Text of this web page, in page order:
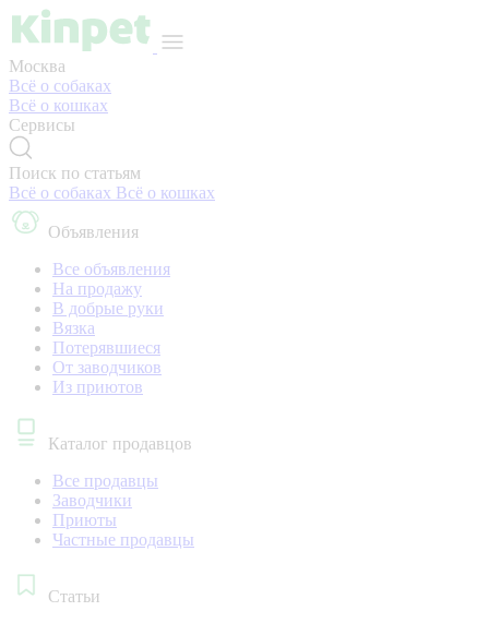
Москва
Всё о собаках
Всё о кошках
Сервисы
Поиск по статьям
Всё о собаках Всё о кошках
Объявления
Все объявления
На продажу
В добрые руки
Вязка
Потерявшиеся
От заводчиков
Из приютов
Каталог продавцов
Все продавцы
Заводчики
Приюты
Частные продавцы
Статьи